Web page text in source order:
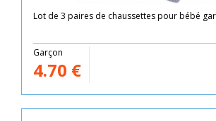
Lot de 3 paires de chaussettes pour bébé
Garçon
4.70 €